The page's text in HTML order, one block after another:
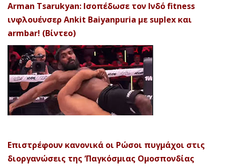
Arman Tsarukyan: Ισοπέδωσε τον Ινδό fitness
ινφλουένσερ Ankit Baiyanpuria με suplex και
armbar! (Βίντεο)
Επιστρέφουν κανονικά οι Ρώσοι πυγμάχοι στις
διοργανώσεις της ‘Παγκόσμιας Ομοσπονδίας